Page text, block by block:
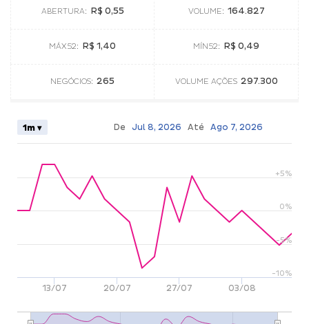
ABERTURA: R$ 0,55 VOLUME: 164.827
MÁX52: R$ 1,40 MÍN52: R$ 0,49
NEGÓCIOS: 265 VOLUME AÇÕES 297.300
13/07 20/07 27/07 03/08
-10%
0%
-5%
+5%
1m ▾ De Jul 8, 2026 Até Ago 7, 2026